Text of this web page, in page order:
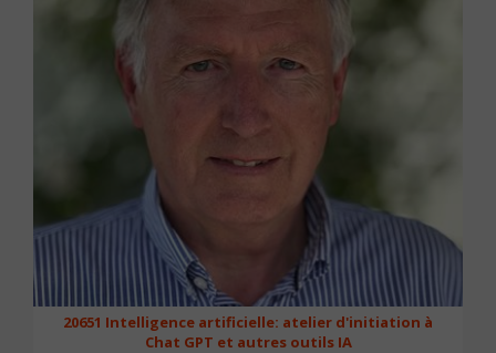
20651 Intelligence artificielle: atelier d'initiation à
Chat GPT et autres outils IA